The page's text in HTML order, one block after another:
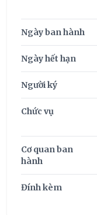
Ngày ban hành
Ngày hết hạn
Người ký
Chức vụ
Cơ quan ban
hành
Đính kèm